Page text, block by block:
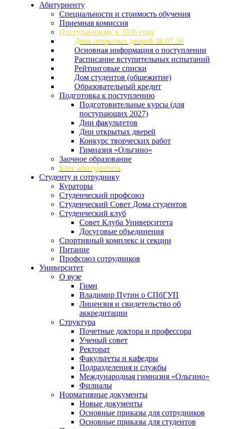
Абитуриенту
Специальности и стоимость обучения
Приемная комиссия
Поступающему в 2026 году
День открытых дверей 28.07.26
Основная информация о поступлении
Расписание вступительных испытаний
Рейтинговые списки
Дом студентов (общежитие)
Образовательный кредит
Подготовка к поступлению
Подготовительные курсы (для
поступающих 2027)
Дни факультетов
Дни открытых дверей
Конкурс творческих работ
Гимназия «Ольгино»
Заочное образование
Блог абитуриента
Студенту и сотруднику
Кураторы
Студенческий профсоюз
Студенческий Совет Дома студентов
Студенческий клуб
Совет Клуба Университета
Досуговые объединения
Спортивный комплекс и секции
Питание
Профсоюз сотрудников
Университет
О вузе
Гимн
Владимир Путин о СПбГУП
Лицензия и свидетельство об
аккредитации
Структура
Почетные доктора и профессора
Ученый совет
Ректорат
Факультеты и кафедры
Подразделения и службы
Международная гимназия «Ольгино»
Филиалы
Нормативные документы
Новые документы
Основные приказы для сотрудников
Основные приказы для студентов